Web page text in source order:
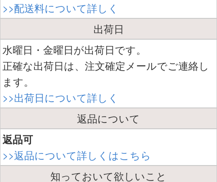
>>配送料について詳しく
出荷日
水曜日・金曜日が出荷日です。
正確な出荷日は、注文確定メールでご連絡し
ます。
>>出荷日について詳しく
返品について
返品可
>>返品について詳しくはこちら
知っておいて欲しいこと